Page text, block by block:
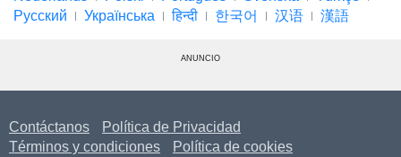
Русский
Українська हिन्दी 한국어 汉语 漢語
ANUNCIO
Contáctanos
Política de Privacidad
Términos y condiciones
Política de cookies